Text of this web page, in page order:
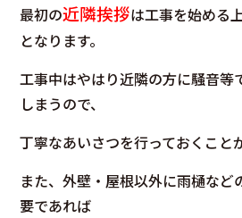
最初の近隣挨拶は工事を始める
となります。
工事中はやはり近隣の方に騒音等
しまうので、
丁寧なあいさつを行っておくこと
また、外壁・屋根以外に雨樋など
要であれば